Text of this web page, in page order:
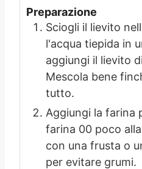
Preparazione
Sciogli il lievito
l'acqua tiepida in
aggiungi il lievito
Mescola bene
tutto.
Aggiungi la farina
farina 00 poco
con una frusta o
per evitare grumi.